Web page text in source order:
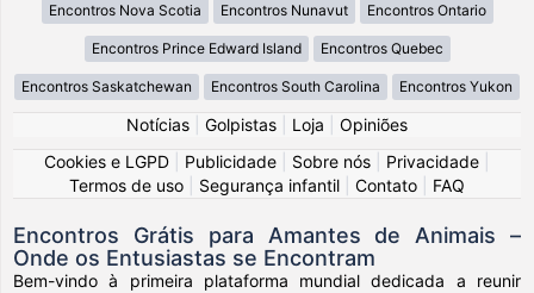
Encontros Nova Scotia Encontros Nunavut Encontros Ontario
Encontros Prince Edward Island Encontros Quebec
Encontros Saskatchewan Encontros South Carolina Encontros Yukon
Notícias Golpistas Loja
Opiniões
Cookies e LGPD
Publicidade Sobre nós Privacidade
Termos de uso
Segurança infantil Contato FAQ
Encontros Grátis para Amantes de Animais –
Onde os Entusiastas se Encontram
Bem-vindo à primeira plataforma mundial dedicada a reunir